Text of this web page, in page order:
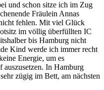
und schon sitze ich im Zug
Fräulein Annas
fehlen. Mit viel Glück
im völlig überfüllten IC
bis Hamburg nicht
Kind werde ich immer recht
Energie, um es
auszusetzen. In Hamburg
zügig im Bett, am nächsten